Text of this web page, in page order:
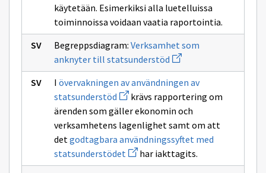
käytetään. Esimerkiksi alla luetelluissa
toiminnoissa voidaan vaatia raportointia.
Begreppsdiagram: Verksamhet som
anknyter till statsunderstöd Avaa
uuden
ikkunan
sivulle
Verksamhet
som
anknyter
till
statsunderstöd
I övervakningen av användningen av
statsunderstöd Avaa
uuden
ikkunan
sivulle
övervakningen
av
användningen
av
statsunderstöd
krävs rapportering om
ärenden som gäller ekonomin och
verksamhetens lagenlighet samt om att
detgodtagbara användningssyftet med
statsunderstödet Avaa
uuden
ikkunan
har iakttagits.